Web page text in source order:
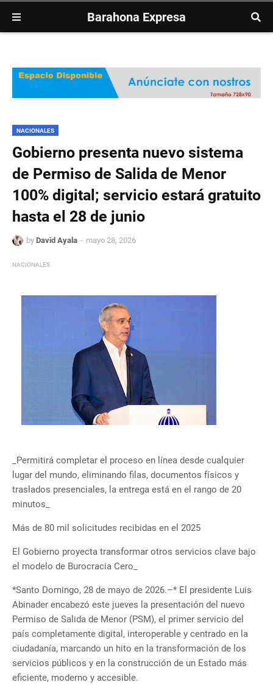
Barahona Expresa
NACIONALES
Gobierno presenta nuevo sistema
de Permiso de Salida de Menor
100% digital; servicio estará gratuito
hasta el 28 de junio
by David Ayala mayo 28, 2026
NACIONALES
_Permitirá completar el proceso en línea desde cualquier
lugar del mundo, eliminando filas, documentos físicos y
traslados presenciales, la entrega está en el rango de 20
minutos_
Más de 80 mil solicitudes recibidas en el 2025
El Gobierno proyecta transformar otros servicios clave bajo
el modelo de Burocracia Cero_
*Santo Domingo, 28 de mayo de 2026.–* El presidente Luis
Abinader encabezó este jueves la presentación del nuevo
Permiso de Salida de Menor (PSM), el primer servicio del
país completamente digital, interoperable y centrado en la
ciudadanía, marcando un hito en la transformación de los
servicios públicos y en la construcción de un Estado más
eficiente, moderno y accesible.